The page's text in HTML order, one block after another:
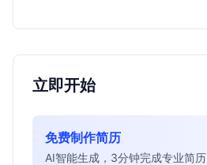
立即开始
免费制作简历
AI智能生成，3分钟完成专业简历